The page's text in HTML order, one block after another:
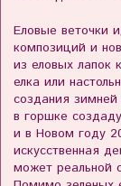
Еловые веточки
композиций и
из еловых лапок
елка или
создания
в горшке
и в Новом году
искусственная
может реальной